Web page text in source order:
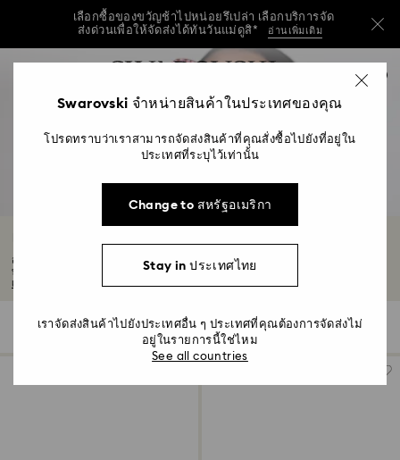
เลือกซื้อของขวัญช้าไปหน่อยรึเปล่า เลือกบริการจัด
ส่งด่วนเพื่อให้จัดส่งได้ทันวันแม่ดูสิ*
อ่านเพิ่มเติม
วันแม่ปีนี้ รับฟรี! กระเป๋าสะพายไหล่สีฟ้าที่ใช้งานได้
เลือกซื้อของขวัญช้าไปหน่อยรึเปล่า เลือกบริการจัด
0 - หัวข้อ
4 - ผลลัพธ์จากการค้นหา
แว่นกันแดดสีเทาคริสตัล
สัมผัสความหรูหราอันเรียบง่ายของแว่นกันแดดสีเทาจาก Swarovski ความงามสุดคูลมา
บรรจบกับการตกแต่งด้วยคริสตัลในคอลเลกชันที่เปี่ยมด้วยแรงบันดาลใจของเรา...
เพิ่มเติม
2 ผลลัพธ์ ตัวกรอง
ตัว
กรอง
เรียงตาม
Swarovski จำหน่ายสินค้าในประเทศของคุณ
โปรดทราบว่าเราสามารถจัดส่งสินค้าที่คุณสั่งซื้อไปยังที่อยู่ใน
ประเทศที่ระบุไว้เท่านั้น
Change to สหรัฐอเมริกา
Stay in ประเทศไทย
เราจัดส่งสินค้าไปยังประเทศอื่น ๆ ประเทศที่คุณต้องการจัดส่งไม่
อยู่ในรายการนี้ใช่ไหม
See all countries